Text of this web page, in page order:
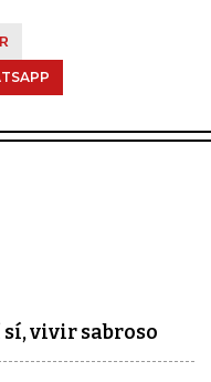
vivir sabroso